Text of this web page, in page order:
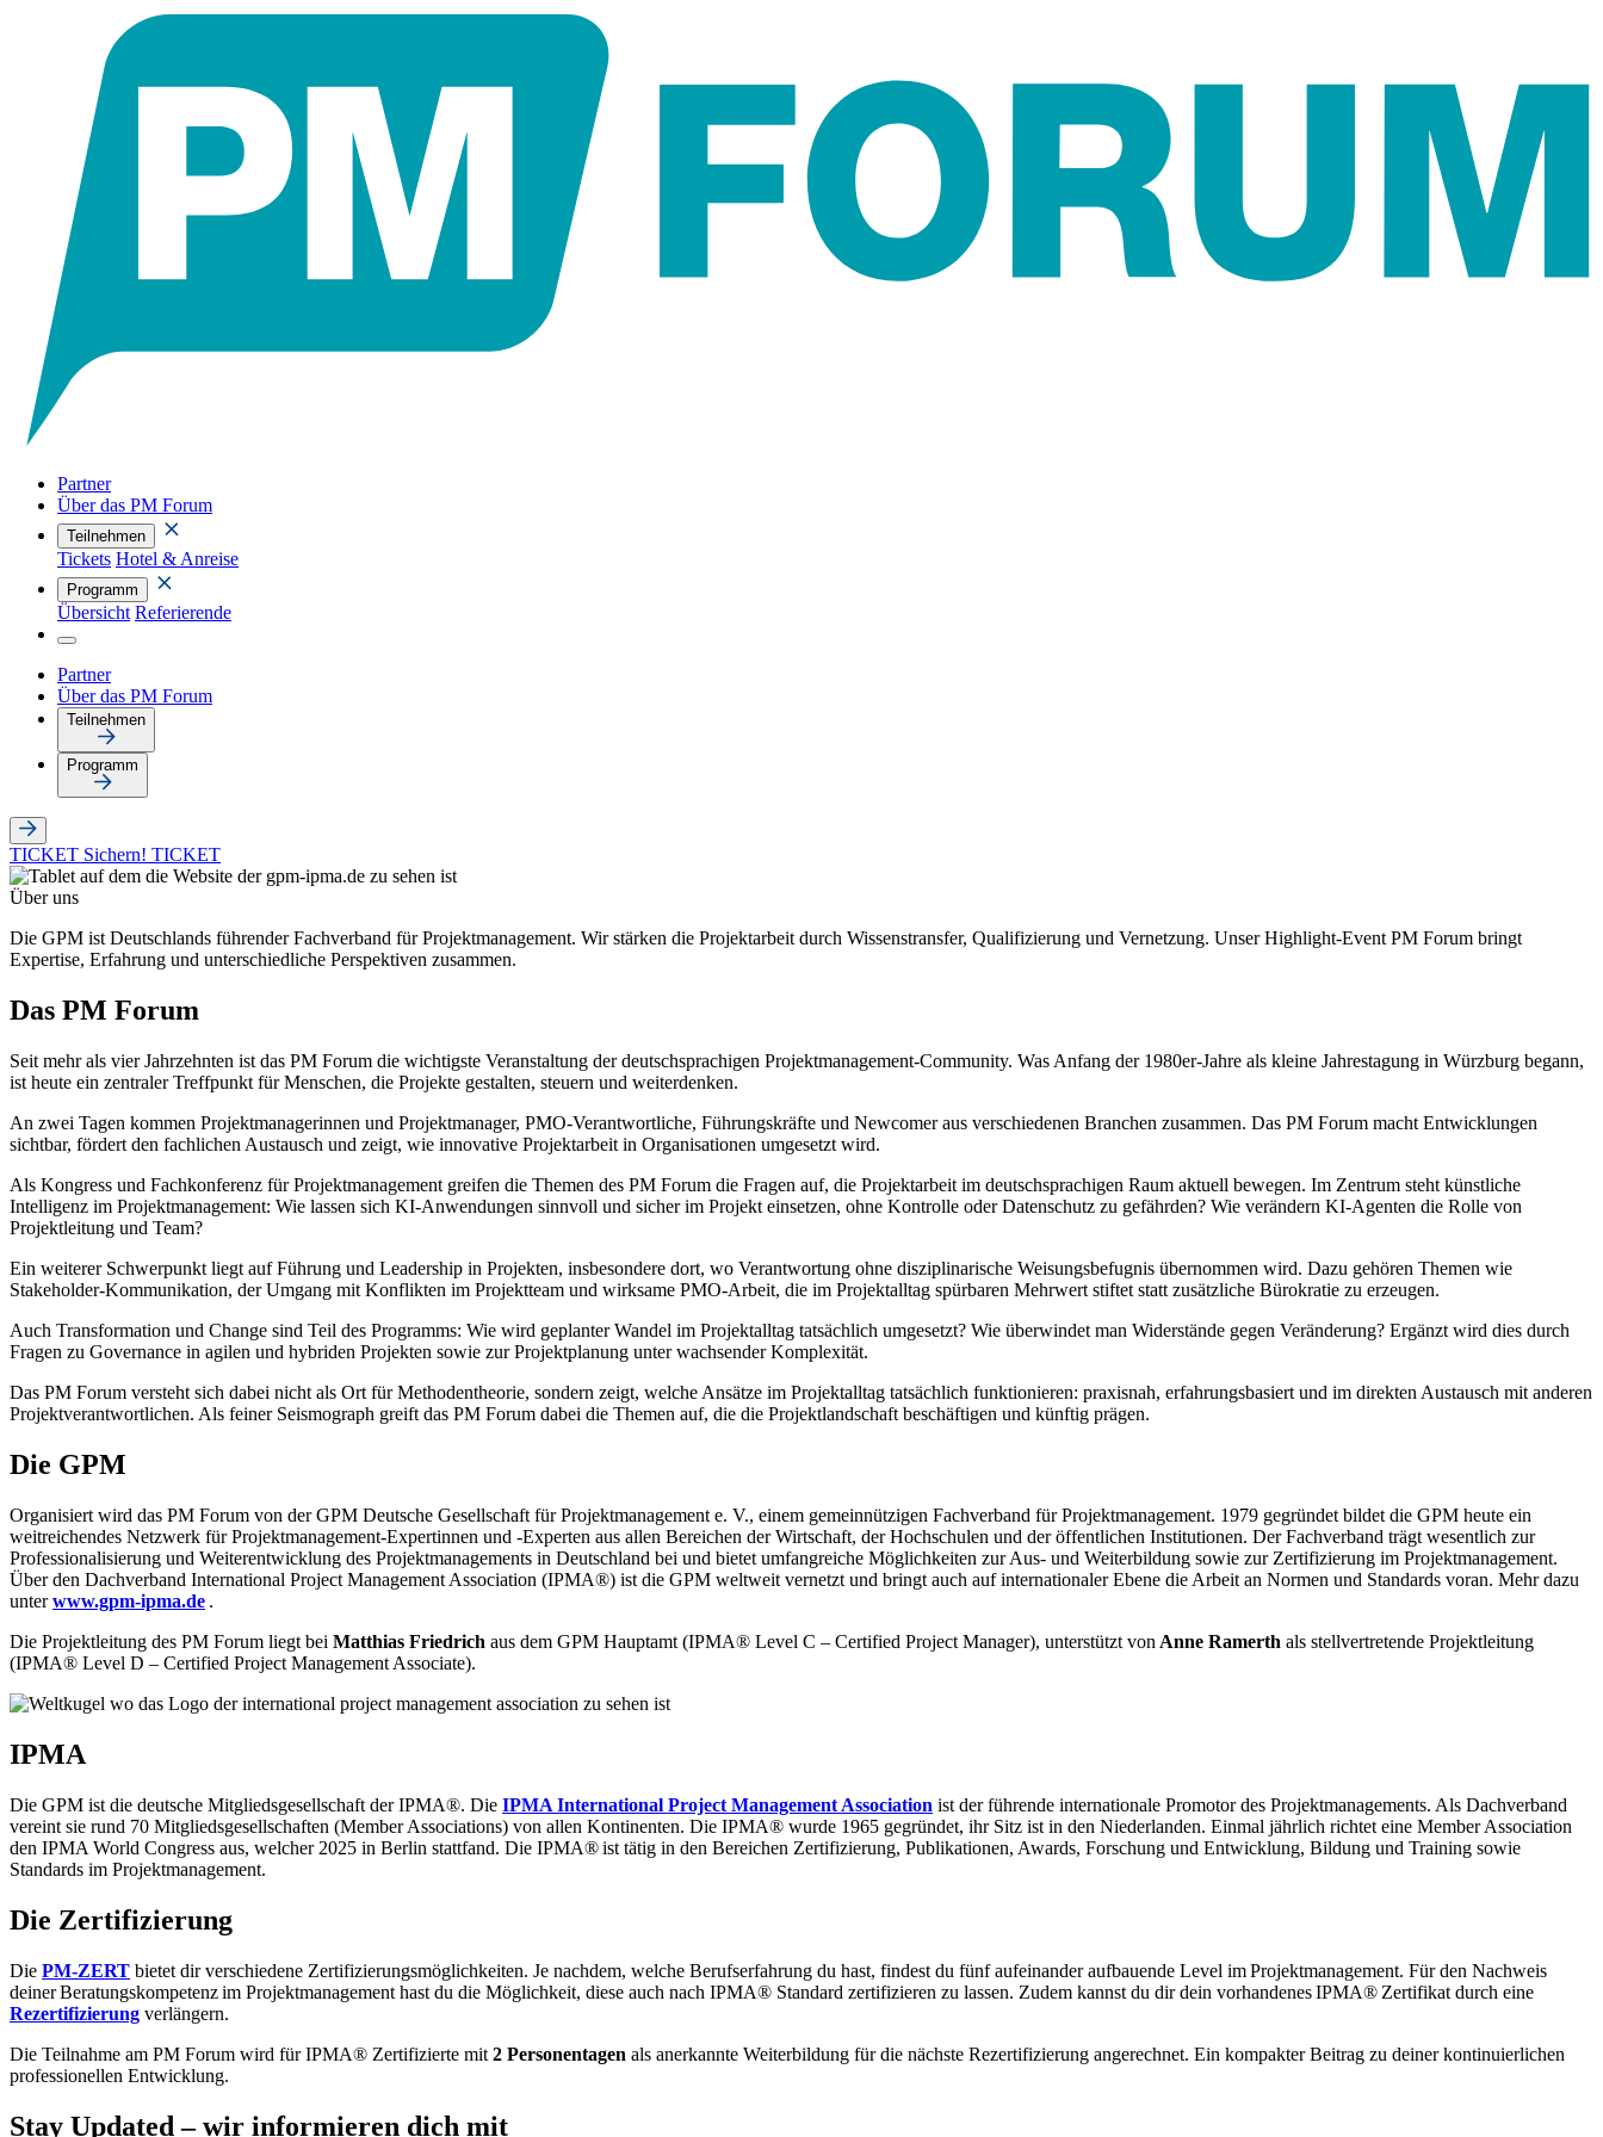
Partner
Über das PM Forum
Teilnehmen
Tickets Hotel & Anreise
Programm
Übersicht Referierende
Partner
Über das PM Forum
Teilnehmen
Programm
TICKET Sichern! TICKET
Über uns
Die GPM ist Deutschlands führender Fachverband für Projektmanagement. Wir stärken die Projektarbeit durch Wissenstransfer, Qualifizierung und Vernetzung. Unser Highlight-Event PM Forum bringt
Expertise, Erfahrung und unterschiedliche Perspektiven zusammen.
Das PM Forum
Seit mehr als vier Jahrzehnten ist das PM Forum die wichtigste Veranstaltung der deutschsprachigen Projektmanagement-Community. Was Anfang der 1980er-Jahre als kleine Jahrestagung in Würzburg begann,
ist heute ein zentraler Treffpunkt für Menschen, die Projekte gestalten, steuern und weiterdenken.
An zwei Tagen kommen Projektmanagerinnen und Projektmanager, PMO-Verantwortliche, Führungskräfte und Newcomer aus verschiedenen Branchen zusammen. Das PM Forum macht Entwicklungen
sichtbar, fördert den fachlichen Austausch und zeigt, wie innovative Projektarbeit in Organisationen umgesetzt wird.
Als Kongress und Fachkonferenz für Projektmanagement greifen die Themen des PM Forum die Fragen auf, die Projektarbeit im deutschsprachigen Raum aktuell bewegen. Im Zentrum steht künstliche
Intelligenz im Projektmanagement: Wie lassen sich KI-Anwendungen sinnvoll und sicher im Projekt einsetzen, ohne Kontrolle oder Datenschutz zu gefährden? Wie verändern KI-Agenten die Rolle von
Projektleitung und Team?
Ein weiterer Schwerpunkt liegt auf Führung und Leadership in Projekten, insbesondere dort, wo Verantwortung ohne disziplinarische Weisungsbefugnis übernommen wird. Dazu gehören Themen wie
Stakeholder-Kommunikation, der Umgang mit Konflikten im Projektteam und wirksame PMO-Arbeit, die im Projektalltag spürbaren Mehrwert stiftet statt zusätzliche Bürokratie zu erzeugen.
Auch Transformation und Change sind Teil des Programms: Wie wird geplanter Wandel im Projektalltag tatsächlich umgesetzt? Wie überwindet man Widerstände gegen Veränderung? Ergänzt wird dies durch
Fragen zu Governance in agilen und hybriden Projekten sowie zur Projektplanung unter wachsender Komplexität.
Das PM Forum versteht sich dabei nicht als Ort für Methodentheorie, sondern zeigt, welche Ansätze im Projektalltag tatsächlich funktionieren: praxisnah, erfahrungsbasiert und im direkten Austausch mit anderen
Projektverantwortlichen. Als feiner Seismograph greift das PM Forum dabei die Themen auf, die die Projektlandschaft beschäftigen und künftig prägen.
Die GPM
Organisiert wird das PM Forum von der GPM Deutsche Gesellschaft für Projektmanagement e. V., einem gemeinnützigen Fachverband für Projektmanagement. 1979 gegründet bildet die GPM heute ein
weitreichendes Netzwerk für Projektmanagement-Expertinnen und -Experten aus allen Bereichen der Wirtschaft, der Hochschulen und der öffentlichen Institutionen. Der Fachverband trägt wesentlich zur
Professionalisierung und Weiterentwicklung des Projektmanagements in Deutschland bei und bietet umfangreiche Möglichkeiten zur Aus- und Weiterbildung sowie zur Zertifizierung im Projektmanagement.
Über den Dachverband International Project Management Association (IPMA®) ist die GPM weltweit vernetzt und bringt auch auf internationaler Ebene die Arbeit an Normen und Standards voran. Mehr dazu
unterwww.gpm-ipma.de .
Die Projektleitung des PM Forum liegt bei Matthias Friedrich aus dem GPM Hauptamt (IPMA® Level C – Certified Project Manager), unterstützt von Anne Ramerth als stellvertretende Projektleitung
(IPMA® Level D – Certified Project Management Associate).
IPMA
Die GPM ist die deutsche Mitgliedsgesellschaft der IPMA®. Die IPMA International Project Management Association ist der führende internationale Promotor des Projektmanagements. Als Dachverband
vereint sie rund 70 Mitgliedsgesellschaften (Member Associations) von allen Kontinenten. Die IPMA® wurde 1965 gegründet, ihr Sitz ist in den Niederlanden. Einmal jährlich richtet eine Member Association
den IPMA World Congress aus, welcher 2025 in Berlin stattfand. Die IPMA® ist tätig in den Bereichen Zertifizierung, Publikationen, Awards, Forschung und Entwicklung, Bildung und Training sowie
Standards im Projektmanagement.
Die Zertifizierung
Die PM-ZERT bietet dir verschiedene Zertifizierungsmöglichkeiten. Je nachdem, welche Berufserfahrung du hast, findest du fünf aufeinander aufbauende Level im Projektmanagement. Für den Nachweis
deiner Beratungskompetenzim Projektmanagement hast du die Möglichkeit, diese auch nach IPMA® Standard zertifizieren zu lassen. Zudem kannst du dir dein vorhandenes IPMA® Zertifikat durch eine
Rezertifizierung verlängern.
Die Teilnahme am PM Forum wird für IPMA® Zertifizierte mit 2 Personentagen als anerkannte Weiterbildung für die nächste Rezertifizierung angerechnet. Ein kompakter Beitrag zu deiner kontinuierlichen
professionellen Entwicklung.
Stay Updated – wir informieren dich mit